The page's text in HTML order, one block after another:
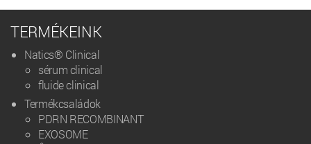
TERMÉKEINK
Natics® Clinical
sérum clinical
fluide clinical
Termékcsaládok
PDRN RECOMBINANT
EXOSOME